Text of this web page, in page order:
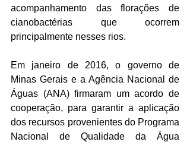
acompanhamento das florações de
cianobactérias que ocorrem
principalmente nesses rios.
Em janeiro de 2016, o governo de
Minas Gerais e a Agência Nacional de
Águas (ANA) firmaram um acordo de
cooperação, para garantir a aplicação
dos recursos provenientes do Programa
Nacional de Qualidade da Água